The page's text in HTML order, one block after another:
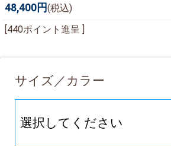
48,400円(税込)
[440ポイント進呈 ]
サイズ／カラー